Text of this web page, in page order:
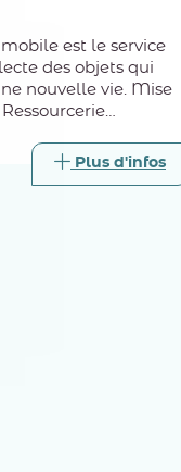
est le service
des objets qui
nouvelle vie. Mise
lors de
Plus d'infos